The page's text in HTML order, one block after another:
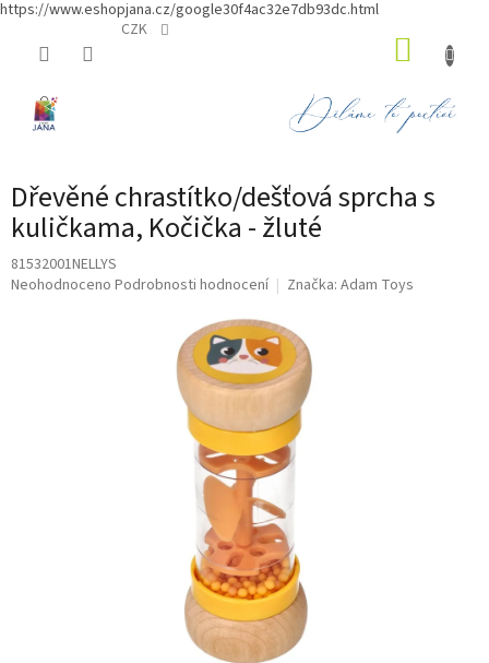
https://www.eshopjana.cz/google30f4ac32e7db93dc.html
CZK
Dřevěné chrastítko/dešťová sprcha s
kuličkama, Kočička - žluté
81532001NELLYS
Průměrné
Neohodnoceno Podrobnosti hodnocení Značka: Adam Toys